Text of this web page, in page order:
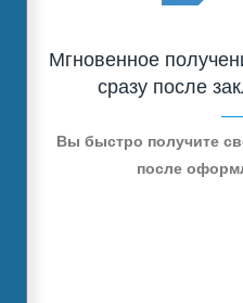
Мгновенное
сразу после
Вы быстро получите
после